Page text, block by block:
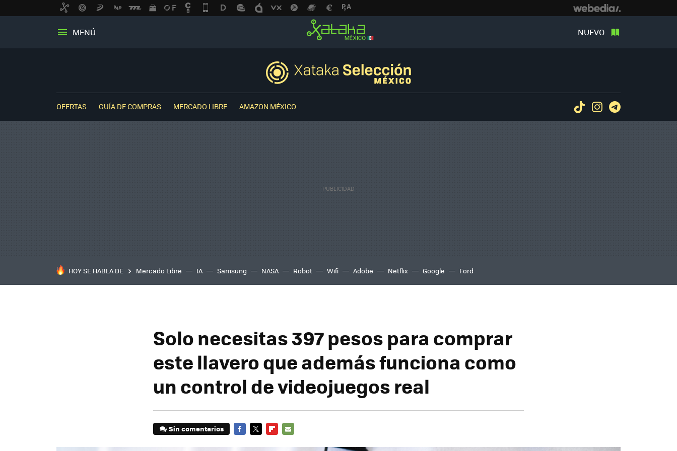
MENÚ NUEVO
OFERTAS GUÍA DE COMPRAS MERCADO LIBRE AMAZON MÉXICO TiktokInstagram
HOY SE HABLA DE Mercado Libre IA Samsung NASA Robot Wifi Adobe Netflix Google Ford
Solo necesitas 397 pesos para comprar
este llavero que además funciona como
un control de videojuegos real
Sin comentarios